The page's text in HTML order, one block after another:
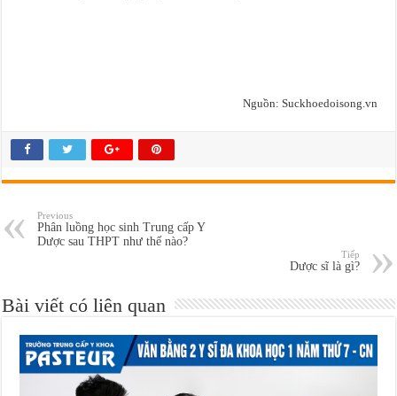
Nguồn: Suckhoedoisong.vn
Previous
Phân luồng học sinh Trung cấp Y
Dược sau THPT như thế nào?
Tiếp
Dược sĩ là gì?
Bài viết có liên quan